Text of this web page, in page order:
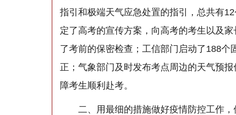
指引和极端天气应急处置的指引，总共有
定了高考的宣传方案，向高考的考生以及
了考前的保密检查；工信部门启动了188
正；气象部门及时发布考点周边的天气预
障考生顺利赴考。
二、用最细的措施做好疫情防控工作，